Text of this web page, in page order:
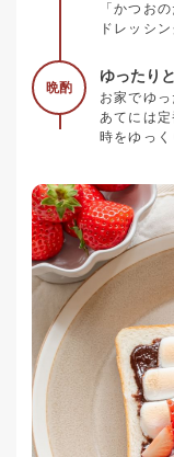
「かつお
ドレッシ
晩酌
ゆったり
お家でゆっ
あてには
時をゆっく